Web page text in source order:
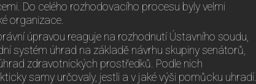
Do celého rozhodovacího procesu byly velmi
organizace.
úpravou reaguje na rozhodnutí Ústavního soudu,
systém úhrad na základě návrhu skupiny senátorů,
zdravotnických prostředků. Podle nich
samy určovaly, jestli a v jaké výši pomůcku uhradí.